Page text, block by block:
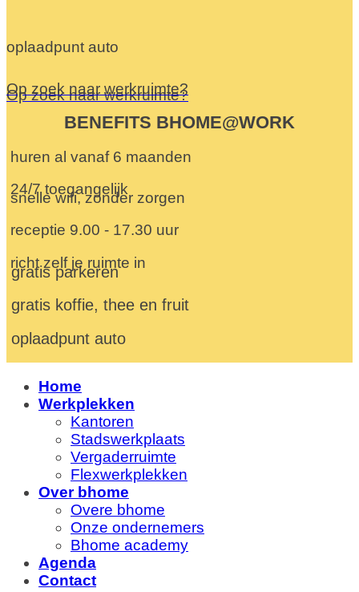
oplaadpunt auto
Op zoek naar werkruimte?
Op zoek naar werkruimte?
BENEFITS BHOME@WORK
huren al vanaf 6 maanden
24/7 toegangelijk
snelle wifi, zonder zorgen
receptie 9.00 - 17.30 uur
richt zelf je ruimte in
gratis parkeren
gratis koffie, thee en fruit
oplaadpunt auto
Home
Werkplekken
Kantoren
Stadswerkplaats
Vergaderruimte
Flexwerkplekken
Over bhome
Overe bhome
Onze ondernemers
Bhome academy
Agenda
Contact